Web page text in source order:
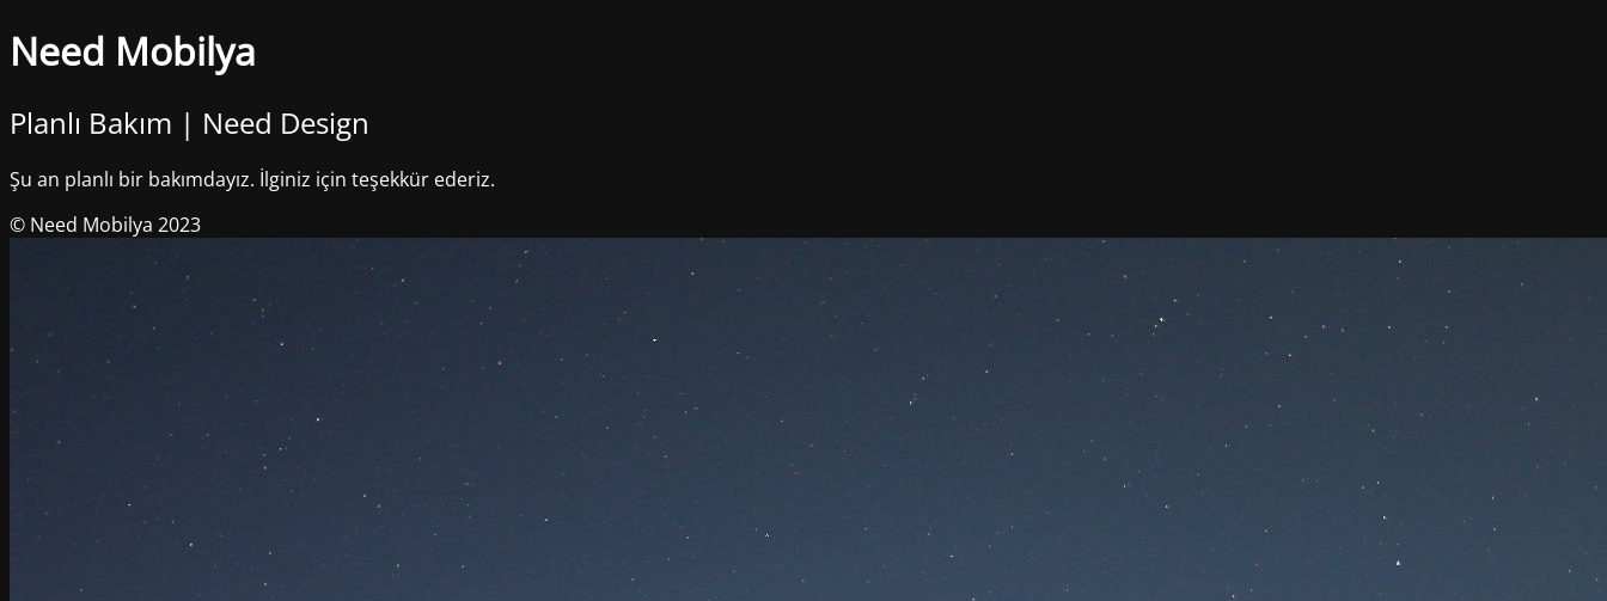
Need Mobilya
Planlı Bakım | Need Design
Şu an planlı bir bakımdayız. İlginiz için teşekkür ederiz.
© Need Mobilya 2023